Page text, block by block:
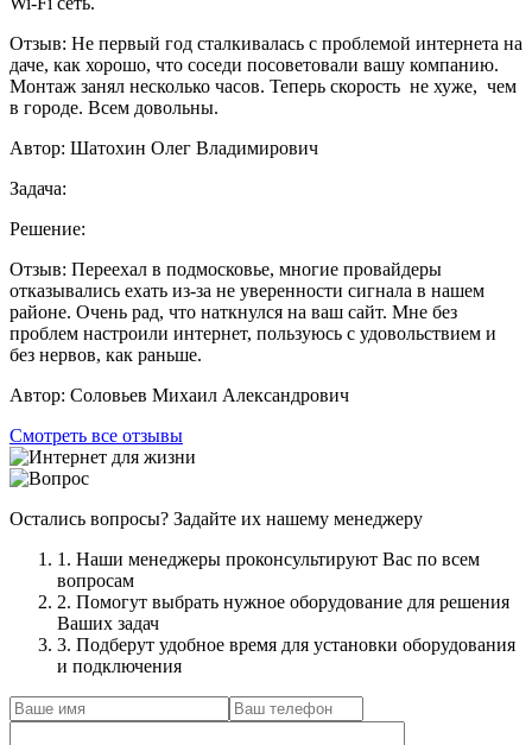
Отзыв: Не первый год сталкивалась с проблемой интернета на
даче, как хорошо, что соседи посоветовали вашу компанию.
Монтаж занял несколько часов. Теперь скорость не хуже, чем
в городе. Всем довольны.
Автор: Шатохин Олег Владимирович
Задача:
Решение:
Отзыв: Переехал в подмосковье, многие провайдеры
отказывались ехать из-за не уверенности сигнала в нашем
районе. Очень рад, что наткнулся на ваш сайт. Мне без
проблем настроили интернет, пользуюсь с удовольствием и
без нервов, как раньше.
Автор: Соловьев Михаил Александрович
Смотреть все отзывы
Остались вопросы? Задайте их нашему менеджеру
1. Наши менеджеры проконсультируют Вас по всем
вопросам
2. Помогут выбрать нужное оборудование для решения
Ваших задач
3. Подберут удобное время для установки оборудования
и подключения